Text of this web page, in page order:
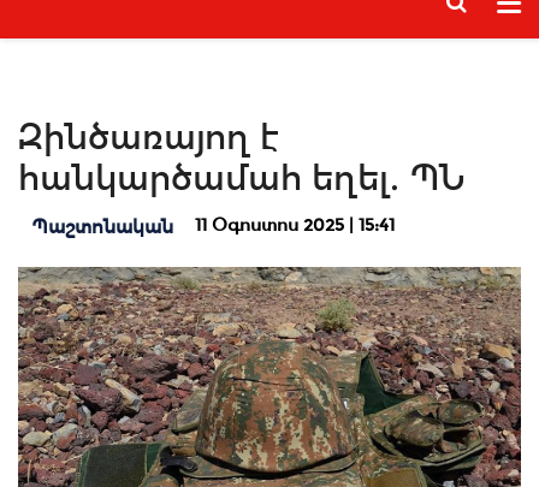
Զինծառայող է
հանկարծամահ եղել. ՊՆ
Պաշտոնական 11 Օգոստոս 2025 | 15:41